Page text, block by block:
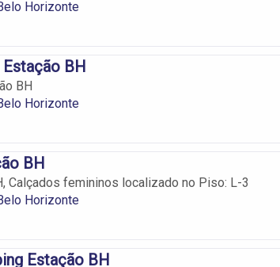
Horizonte
BH
BH
Horizonte
BH
Calçados femininos localizado no Piso: L-3
Horizonte
Estação BH